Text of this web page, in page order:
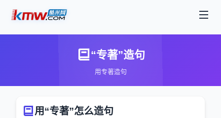
“专著”造句
用专著造句
用“专著”怎么造句